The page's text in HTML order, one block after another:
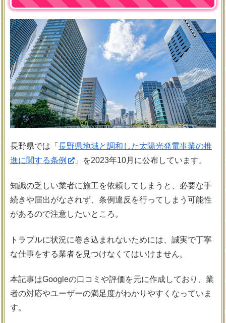
長野県では「 長野県地域と調和した太陽光発電事業の推
進に関する条例
」を2023年10月に公布しています。
知識の乏しい業者に施工を依頼してしまうと、必要な手
続きや届出がなされず、条例違反を行ってしまう可能性
があるので注意したいところ。
トラブルに状況に巻き込まれないためには、誠実で丁寧
な仕事をする業者を見つけなくてはいけません。
本記事はGoogleの口コミや評価を元に作成しており、業
者の対応やユーザーの満足度がわかりやすくなっていま
す。